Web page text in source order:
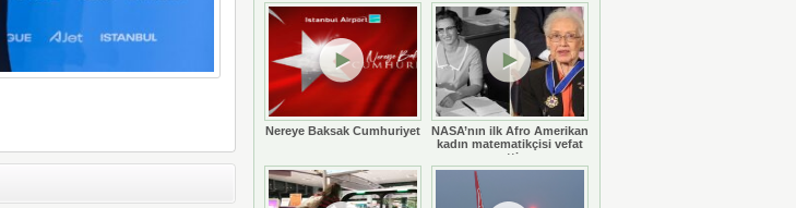
Nereye Baksak Cumhuriyet
NASA’nın ilk Afro Amerikan
kadın matematikçisi vefat
etti